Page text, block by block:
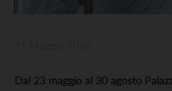
Dal 23 maggio al 30 agosto